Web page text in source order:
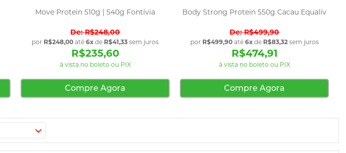
Move Protein 510g | 540g Fontívia
R$248,00
por R$248,00 até6x de R$41,33 sem juros
R$235,60
à vista no boleto ou PIX
Compre Agora
Body Strong Protein 550g Cacau Equaliv
R$499,90
por R$499,90até 6xde R$83,32sem juros
R$474,91
à vista no boleto ou PIX
Compre Agora